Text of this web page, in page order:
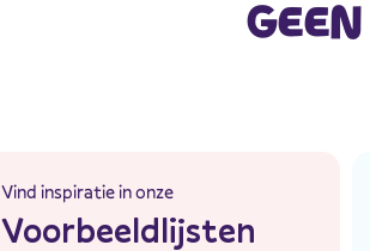
Vind inspiratie in onze
Voorbeeldlijsten